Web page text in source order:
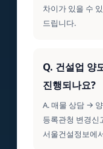
차이가 있을 수
드립니다.
Q. 건설업 양
진행되나요?
A. 매물 상담 →
등록관청 변경신
서울건설정보에